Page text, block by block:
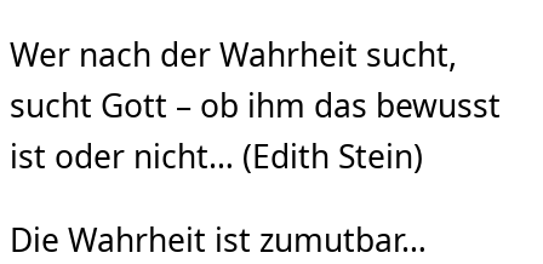
Wer nach der Wahrheit sucht,
sucht Gott – ob ihm das bewusst
ist oder nicht… (Edith Stein)
Die Wahrheit ist zumutbar…